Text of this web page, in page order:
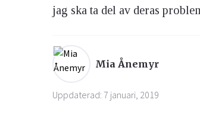
Övervikt
jag ska ta del av deras
Mia Ånemyr
Uppdaterad: 7 januari, 2019